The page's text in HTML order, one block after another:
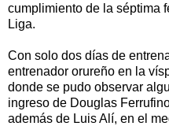
cumplimiento de la séptima
Liga.
Con solo dos días de
entrenador orureño en la
donde se pudo observar
ingreso de Douglas
además de Luis Alí, en el